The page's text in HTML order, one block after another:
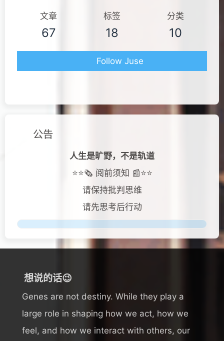
文章
67
标签
18
分类
10
Follow Juse
公告
人生是旷野，不是轨道
⭐⭐🗞️ 阅前须知 📰⭐⭐
请保持批判思维
请先思考后行动
想说的话😉
Genes are not destiny. While they play a
large role in shaping how we act, how we
feel, and how we interact with others, our